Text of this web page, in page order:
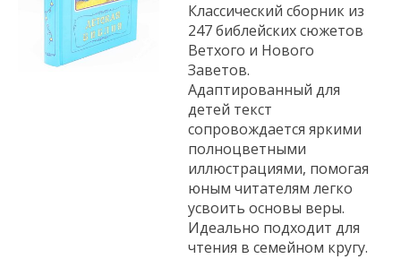
Классический сборник из
247 библейских сюжетов
Ветхого и Нового
Заветов.
Адаптированный для
детей текст
сопровождается яркими
полноцветными
иллюстрациями, помогая
юным читателям легко
усвоить основы веры.
Идеально подходит для
чтения в семейном кругу.